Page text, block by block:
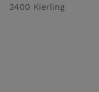
3400 Kierling